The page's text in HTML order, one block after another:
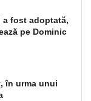
a fost adoptată,
pe Dominic
în urma unui